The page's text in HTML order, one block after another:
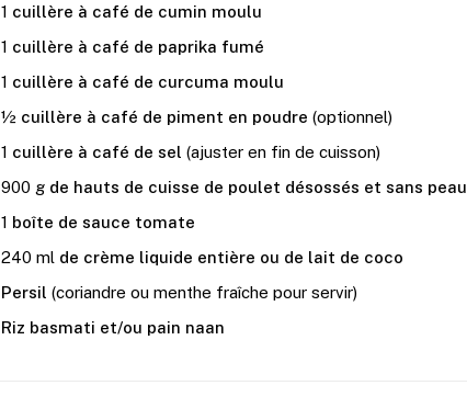
1 cuillère à café de cumin moulu
1 cuillère à café de paprika fumé
1 cuillère à café de curcuma moulu
½ cuillère à café de piment en poudre (optionnel)
1 cuillère à café de sel (ajuster en fin de cuisson)
900 g de hauts de cuisse de poulet désossés et sans peau
1 boîte de sauce tomate
240 ml de crème liquide entière ou de lait de coco
Persil (coriandre ou menthe fraîche pour servir)
Riz basmati et/ou pain naan